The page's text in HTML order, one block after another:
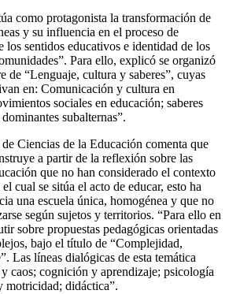
como protagonista la transformación de
y su influencia en el proceso de
los sentidos educativos e identidad de los
Para ello, explicó se organizó
de “Lenguaje, cultura y saberes”, cuyas
en: Comunicación y cultura en
sociales en educación; saberes
subalternas”.
Ciencias de la Educación comenta que
a partir de la reflexión sobre las
que no han considerado el contexto
cual se sitúa el acto de educar, esto ha
una escuela única, homogénea y que no
según sujetos y territorios. “Para ello en
sobre propuestas pedagógicas orientadas
bajo el título de “Complejidad,
Las líneas dialógicas de esta temática
caos; cognición y aprendizaje; psicología
motricidad; didáctica”.